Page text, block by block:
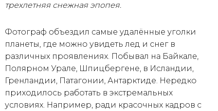
трехлетняя снежная эпопея.
Фотограф объездил самые удалённые уголки
планеты, где можно увидеть лед и снег в
различных проявлениях. Побывал на Байкале,
Полярном Урале, Шпицбергене, в Исландии,
Гренландии, Патагонии, Антарктиде. Нередко
приходилось работать в экстремальных
условиях. Например, ради красочных кадров с